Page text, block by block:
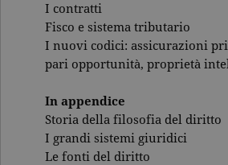
I contratti
Fisco e sistema tributario
I nuovi codici: assicurazioni
pari opportunità, proprietà
In appendice
Storia della filosofia del diritto
I grandi sistemi giuridici
Le fonti del diritto